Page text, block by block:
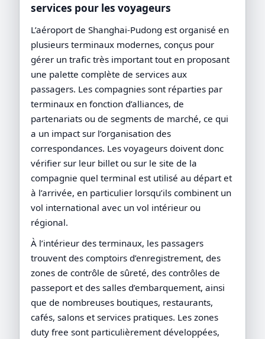
services pour les voyageurs
L’aéroport de Shanghai-Pudong est organisé en
plusieurs terminaux modernes, conçus pour
gérer un trafic très important tout en proposant
une palette complète de services aux
passagers. Les compagnies sont réparties par
terminaux en fonction d’alliances, de
partenariats ou de segments de marché, ce qui
a un impact sur l’organisation des
correspondances. Les voyageurs doivent donc
vérifier sur leur billet ou sur le site de la
compagnie quel terminal est utilisé au départ et
à l’arrivée, en particulier lorsqu’ils combinent un
vol international avec un vol intérieur ou
régional.
À l’intérieur des terminaux, les passagers
trouvent des comptoirs d’enregistrement, des
zones de contrôle de sûreté, des contrôles de
passeport et des salles d’embarquement, ainsi
que de nombreuses boutiques, restaurants,
cafés, salons et services pratiques. Les zones
duty free sont particulièrement développées,